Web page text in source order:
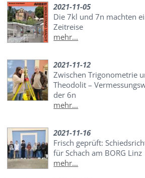
2021-11-05
Die 7kl und 7n machten
Zeitreise
mehr...
2021-11-12
Zwischen Trigonometrie
Theodolit –
der 6n
mehr...
2021-11-16
Frisch geprüft:
für Schach am BORG Linz
mehr...